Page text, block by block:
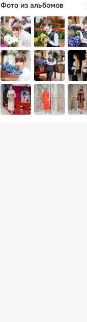
Фото из альбомов